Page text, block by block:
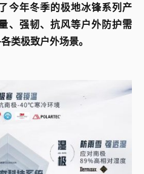
今年冬季的极地冰锋系列产
、强韧、抗风等户外防护需
类极致户外场景。